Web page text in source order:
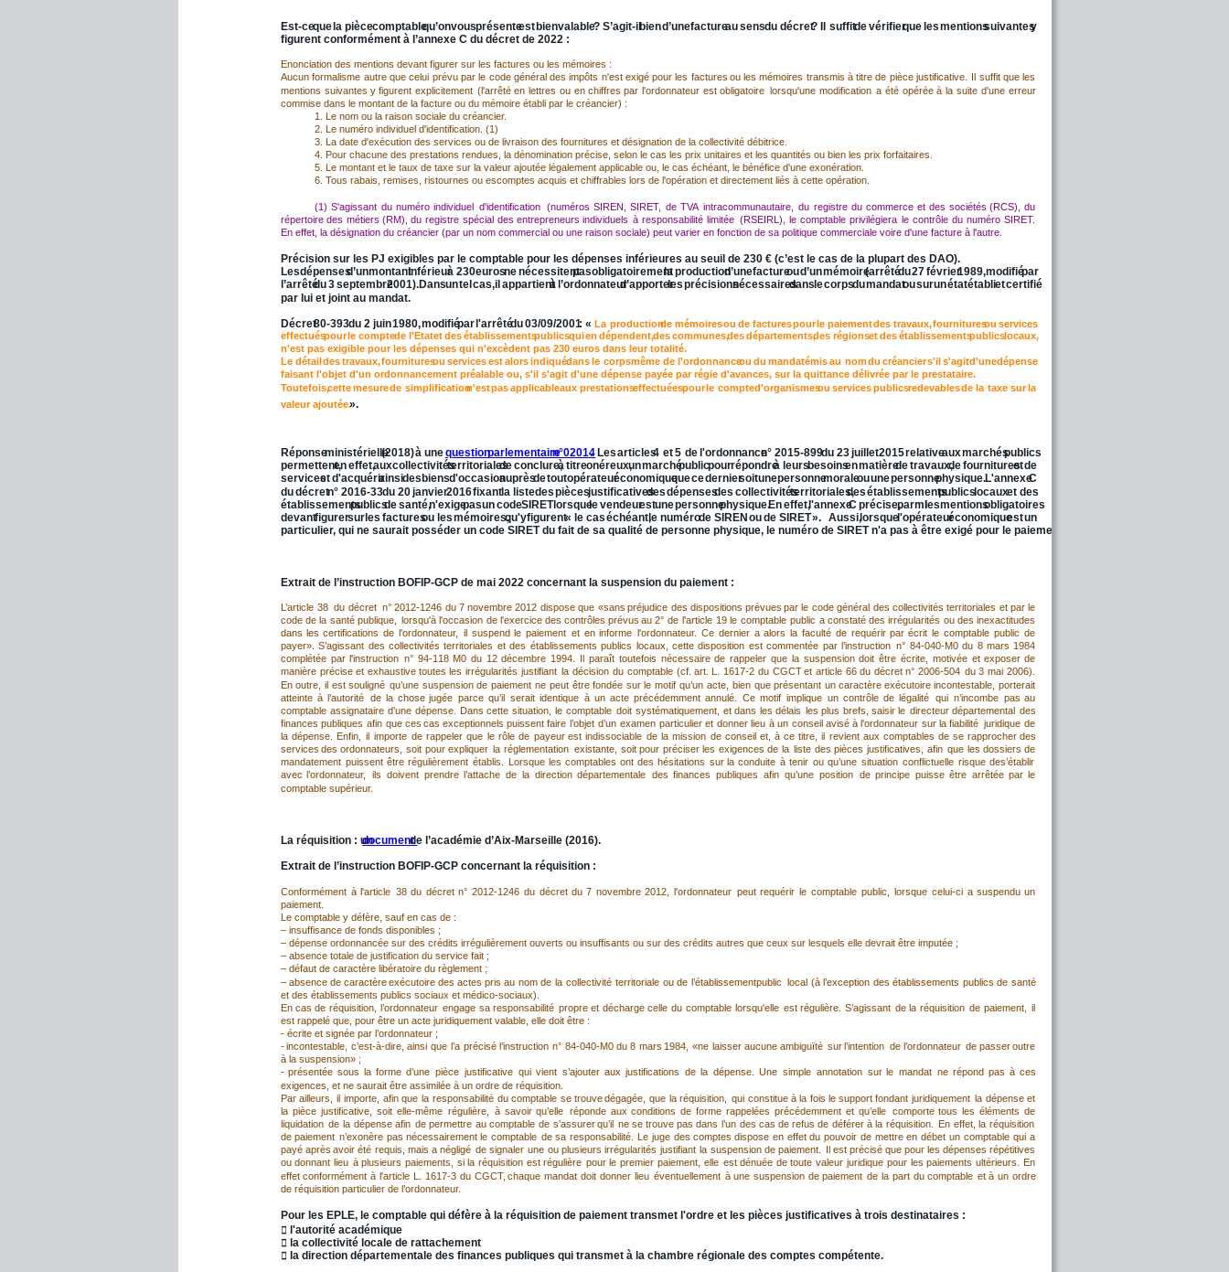
Est-cequela piècecomptablequ’onvousprésenteestbienvalable? S’agit-ilbiend’unefactureausensdu décret? Il suffitdevérifierquelesmentionssuivantesy
figurent conformément à l’annexe C du décret de 2022 :
Enonciation des mentions devant figurer sur les factures ou les mémoires :
Aucun formalisme autre que celui prévu par le code général des impôts n'est exigé pour les factures ou les mémoires transmis à titre de pièce justificative. suffit que les
mentions suivantes y figurent explicitement (l'arrêté en lettres ou en chiffres par l'ordonnateur est obligatoire lorsqu'une modification a été opérée à la suite d'une erreur
commise dans le montant de la facture ou du mémoire établi par le créancier) :
1. Le nom ou la raison sociale du créancier.
2. Le numéro individuel d'identification. (1)
3. La date d'exécution des services ou de livraison des fournitures et désignation de la collectivité débitrice.
4. Pour chacune des prestations rendues, la dénomination précise, selon le cas les prix unitaires et les quantités ou bien les prix forfaitaires.
5. Le montant et le taux de taxe sur la valeur ajoutée légalement applicable ou, le cas échéant, le bénéfice d'une exonération.
6. Tous rabais, remises, ristournes ou escomptes acquis et chiffrables lors de l'opération et directement liés à cette opération.
(1) S'agissant du numéro individuel d'identification (numéros SIREN, SIRET, de TVA intracommunautaire, du registre du commerce et des sociétés (RCS),
du
répertoire des métiers (RM), du registre spécial des entrepreneurs individuels à responsabilité limitée (RSEIRL), le comptable privilégiera le contrôle du numéro SIRET.
En effet, la désignation du créancier (par un nom commercial ou une raison sociale) peut varier en fonction de sa politique commerciale voire d'une facture à l'autre.
Précision sur les PJ exigibles par le comptable pour les dépenses inférieures au seuil de 230 € (c’est le cas de la plupart des DAO).
Lesdépensesd’unmontantinférieurà 230eurosnenécessitentpasobligatoirement
laproductiond’unefactureoud’unmémoire(arrêtédu27février1989,modifiépar
l’arrêtédu3septembre2001).Dansuntel cas,il appartient
à l’ordonnateurd’apporterlesprécisionsnécessairesdanslecorpsdumandatousurunétatétablietcertifié
par lui et joint au mandat.
Décret80-393du 2 juin1980,modifiéparl'arrêtédu03/09/2001: « La productionde mémoiresou de facturespourle paiementdes travaux,fournituresou services
effectuéspourle comptede l'Etatet des établissementspublicsquien dépendent,des communes,desdépartements,des régionset desétablissementspublicslocaux,
n'est pas exigible pour les dépenses qui n'excèdent pas 230 euros dans leur totalité.
Le détail des travaux,fournituresou servicesest alorsindiquédans le corpsmême de l'ordonnanceou du mandatémis au nomdu créanciers'il s'agitd'unedépense
faisant l'objet d'un ordonnancement préalable ou, s'il s'agit d'une dépense payée par régie d'avances, sur la quittance délivrée par le prestataire.
Toutefois,cettemesurede simplificationn'estpas applicableaux prestationseffectuéespourle compted'organismesou servicespublicsredevablesde la taxe sur la
valeur ajoutée. ».
Réponseministérielle(2018)à unequestionparlementairen°02014
. Lesarticles4 et5 de l'ordonnancen° 2015-899du 23juillet2015relativeauxmarchéspublics
permettent,eneffet,auxcollectivitésterritoriales
deconclure,àtitreonéreux,unmarchépublicpourrépondreà leursbesoinsenmatièredetravaux,defournitures
etde
servicesetd'acquérirainsides biensd'occasionauprèsdetoutopérateuréconomiquequecederniersoitunepersonnemoraleouunepersonnephysique.L'annexeC
dudécretn° 2016-33du 20janvier2016fixantla listedespiècesjustificativesdesdépensesdes collectivitésterritoriales,desétablissementspublicslocauxet des
établissementspublicsdesanté,n'exigepasuncodeSIRETlorsquelevendeurestunepersonnephysique.Eneffet,l'annexeCprécise,parmilesmentionsobligatoires
devantfigurersurles facturesou lesmémoires,qu'yfigurent« le caséchéant,le numérode SIRENoude SIRET». Aussi,lorsquel'opérateuréconomiqueestun
particulier, qui ne saurait posséder un code SIRET du fait de sa qualité de personne physique, le numéro de SIRET n'a pas à être exigé pour le paiement de la dépense.
Extrait de l’instruction BOFIP-GCP de mai 2022 concernant la suspension du paiement :
L’article 38 du décret n° 2012-1246 du 7 novembre 2012 dispose que «sans préjudice des dispositions prévues par le code général des collectivités territoriales et par le
code de la santé publique, lorsqu'à l'occasion de l'exercice des contrôles prévus au 2° de l'article 19 le comptable public a constaté des irrégularités ou des inexactitudes
dans les certifications de l'ordonnateur, il suspend le paiement et en informe l'ordonnateur. Ce dernier a alors la faculté de requérir par écrit le comptable public de
payer». S’agissant des collectivités territoriales et des établissements publics locaux, cette disposition est commentée par l’instruction n° 84-040-M0 du 8 mars 1984
complétée par l'instruction n° 94-118 M0 du 12 décembre 1994. paraît toutefois nécessaire de rappeler que la suspension doit être écrite, motivée et exposer de
manière précise et exhaustive toutes les irrégularités justifiant la décision du comptable (cf. art. L. 1617-2 du CGCT et article 66 du décret n° 2006-504 du 3 mai 2006).
En outre, il est souligné qu’une suspension de paiement ne peut être fondée sur le motif qu’un acte, bien que présentant un caractère exécutoire incontestable, porterait
atteinte à l’autorité de la chose jugée parce qu’il serait identique à un acte précédemment annulé. Ce motif implique un contrôle de légalité qui n’incombe pas au
comptable assignataire d’une dépense. Dans cette situation, le comptable doit systématiquement, et dans les délais les plus brefs, saisir le directeur départemental des
finances publiques afin que ces cas exceptionnels puissent faire l’objet d’un examen particulier et donner lieu à un conseil avisé à l'ordonnateur sur la fiabilité juridique de
la dépense. Enfin, il importe de rappeler que le rôle de payeur est indissociable de la mission de conseil et, à ce titre, il revient aux comptables de se rapprocher des
services des ordonnateurs, soit pour expliquer la réglementation existante, soit pour préciser les exigences de la liste des pièces justificatives, afin que les dossiers de
mandatement puissent être régulièrement établis. Lorsque les comptables ont des hésitations sur la conduite à tenir ou qu’une situation conflictuelle risque des’établir
avec l’ordonnateur, ils doivent prendre l’attache de la direction départementale des finances publiques afin qu’une position de principe puisse être arrêtée par
le
comptable supérieur.
La réquisition : un document de l’académie d’Aix-Marseille (2016).
Extrait de l’instruction BOFIP-GCP concernant la réquisition :
Conformément à l'article 38 du décret n° 2012-1246 du décret du 7 novembre 2012, l'ordonnateur peut requérir le comptable public, lorsque celui-ci a suspendu un
paiement.
Le comptable y défère, sauf en cas de :
– insuffisance de fonds disponibles ;
– dépense ordonnancée sur des crédits irrégulièrement ouverts ou insuffisants ou sur des crédits autres que ceux sur lesquels elle devrait être imputée ;
– absence totale de justification du service fait ;
– défaut de caractère libératoire du règlement ;
– absence de caractère exécutoire des actes pris au nom de la collectivité territoriale ou de l’établissementpublic local (à l’exception des établissements publics de santé
et des établissements publics sociaux et médico-sociaux).
En cas de réquisition, l’ordonnateur engage sa responsabilité propre et décharge celle du comptable lorsqu'elle est régulière. S’agissant de la réquisition de paiement,
il
est rappelé que, pour être un acte juridiquement valable, elle doit être :
- écrite et signée par l’ordonnateur ;
- incontestable, c’est-à-dire, ainsi que l’a précisé l’instruction n° 84-040-M0 du 8 mars 1984, «ne laisser aucune ambiguïté sur l’intention de l’ordonnateur de passeroutre
à la suspension» ;
- présentée sous la forme d’une pièce justificative qui vient s’ajouter aux justifications de la dépense. Une simple annotation sur le mandat ne répond pas à ces
exigences, et ne saurait être assimilée à un ordre de réquisition.
Par ailleurs, il importe, afin que la responsabilité du comptable se trouve dégagée, que la réquisition, qui constitue à la fois le support fondant juridiquement la dépense et
la pièce justificative, soit elle-même régulière, à savoir qu’elle réponde aux conditions de forme rappelées précédemment et qu’elle comporte tous les éléments de
liquidation de la dépense afin de permettre au comptable de s’assurerqu’il ne se trouve pas dans l’un des cas de refus de déférer à la réquisition. En effet, la réquisition
de paiement n’exonère pas nécessairement le comptable de sa responsabilité. Le juge des comptes dispose en effet du pouvoir de mettre en débet un comptable qui a
payé après avoir été requis, mais a négligé de signaler une ou plusieurs irrégularités justifiant la suspension de paiement. est précisé que pour les dépenses répétitives
ou donnant lieu à plusieurs paiements, si la réquisition est régulière pour le premier paiement, elle est dénuée de toute valeur juridique pour les paiements ultérieurs.
En
effet conformément à l'article L. 1617-3 du CGCT, chaque mandat doit donner lieu éventuellement à une suspension de paiement de la part du comptable et à un ordre
de réquisition particulier de l’ordonnateur.
Pour les EPLE, le comptable qui défère à la réquisition de paiement transmet l'ordre et les pièces justificatives à trois destinataires :
 l'autorité académique
 la collectivité locale de rattachement
 la direction départementale des finances publiques qui transmet à la chambre régionale des comptes compétente.